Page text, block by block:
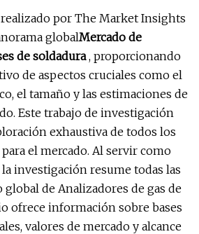
por The Market Insights
globalMercado de
de soldadura, proporcionando
de aspectos cruciales como el
el tamaño y las estimaciones de
Este trabajo de investigación
exhaustiva de todos los
el mercado. Al servir como
investigación resume todas las
global de Analizadores de gas de
ofrece información sobre bases
valores de mercado y alcance